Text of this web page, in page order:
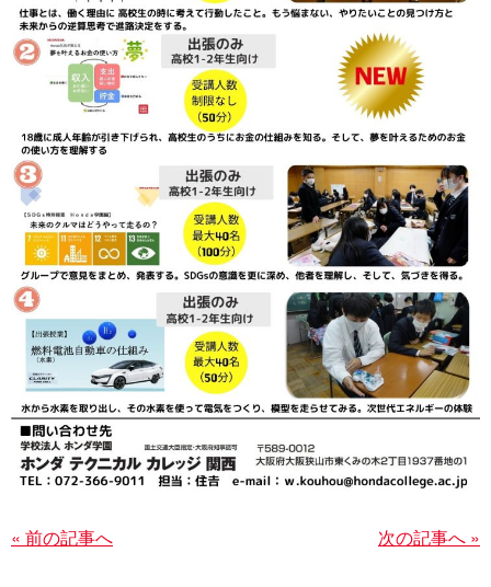
« 前の記事へ 次の記事へ »